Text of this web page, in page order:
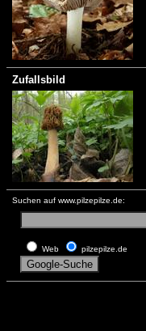
Zufallsbild
Suchen auf www.pilzepilze.de:
Web pilzepilze.de